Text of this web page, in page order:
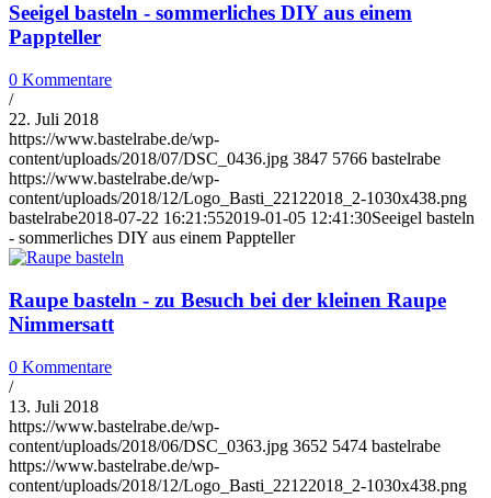
Seeigel basteln - sommerliches DIY aus einem
Pappteller
0 Kommentare
/
22. Juli 2018
https://www.bastelrabe.de/wp-
content/uploads/2018/07/DSC_0436.jpg 3847 5766 bastelrabe
https://www.bastelrabe.de/wp-
content/uploads/2018/12/Logo_Basti_22122018_2-1030x438.png
bastelrabe2018-07-22 16:21:552019-01-05 12:41:30Seeigel basteln
- sommerliches DIY aus einem Pappteller
Raupe basteln - zu Besuch bei der kleinen Raupe
Nimmersatt
0 Kommentare
/
13. Juli 2018
https://www.bastelrabe.de/wp-
content/uploads/2018/06/DSC_0363.jpg 3652 5474 bastelrabe
https://www.bastelrabe.de/wp-
content/uploads/2018/12/Logo_Basti_22122018_2-1030x438.png